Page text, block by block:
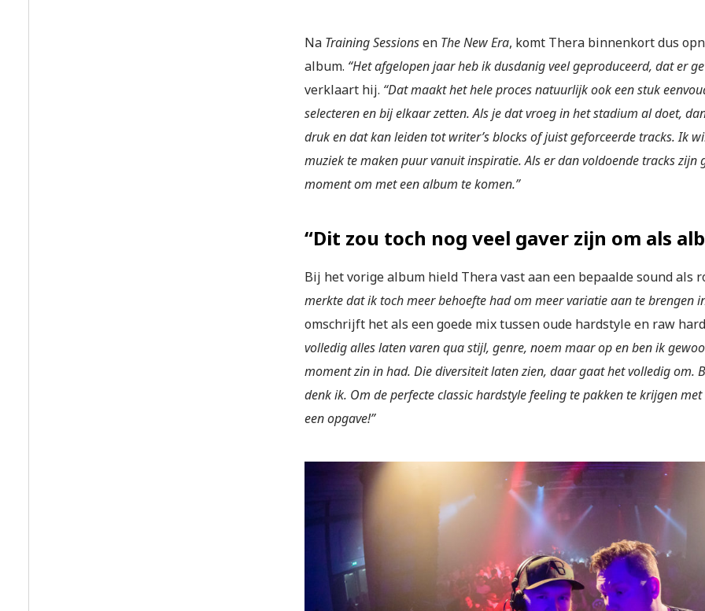
Na Training Sessionsen The New Era, komt Thera binnenkort dus
album. “Het afgelopen jaar heb ik dusdanig veel geproduceerd, dat er
verklaart hij. “Dat maakt het hele proces natuurlijk ook een stuk
selecteren en bij elkaar zetten. Als je dat vroeg in het stadium al doet,
druk en dat kan leiden tot writer’s blocks of juist geforceerde tracks. Ik
muziek te maken puur vanuit inspiratie. Als er dan voldoende tracks
moment om met een album te komen.”
“Dit zou toch nog veel gaver zijn om als
Bij het vorige album hield Thera vast aan een bepaalde sound als
merkte dat ik toch meer behoefte had om meer variatie aan te brengen
omschrijft het als een goede mix tussen oude hardstyle en raw
volledig alles laten varen qua stijl, genre, noem maar op en ben ik
moment zin in had. Die diversiteit laten zien, daar gaat het volledig om.
denk ik. Om de perfecte classic hardstyle feeling te pakken te krijgen
een opgave!”